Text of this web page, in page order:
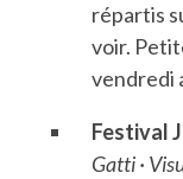
répartis
voir.
vendredi
Festival
Gatti ·